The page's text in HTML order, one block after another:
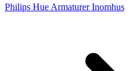
Philips Hue Armaturer Inomhus